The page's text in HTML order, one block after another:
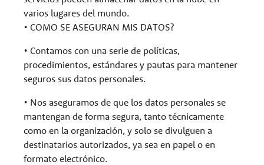
varios lugares del mundo.
• COMO SE ASEGURAN MIS DATOS?
• Contamos con una serie de políticas,
procedimientos, estándares y pautas para mantener
seguros sus datos personales.
• Nos aseguramos de que los datos personales se
mantengan de forma segura, tanto técnicamente
como en la organización, y solo se divulguen a
destinatarios autorizados, ya sea en papel o en
formato electrónico.